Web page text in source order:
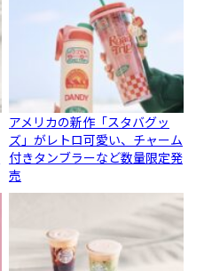
アメリカの新作「スタバグッ
ズ」がレトロ可愛い、チャーム
付きタンブラーなど数量限定発
売